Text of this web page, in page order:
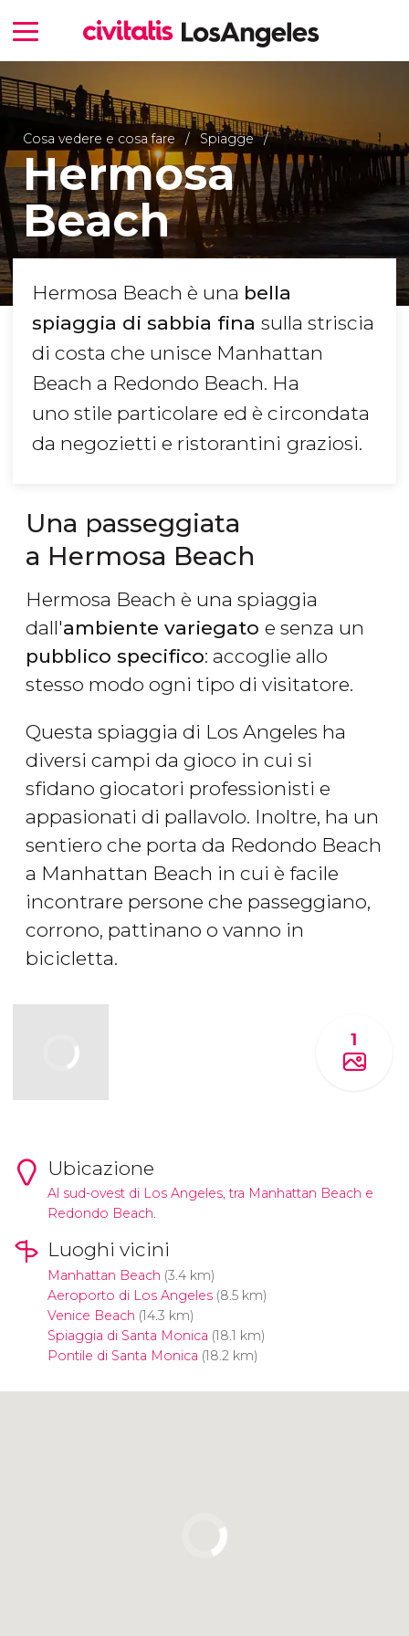
Cosa vedere e cosa fare Spiagge
Hermosa
Beach
Hermosa Beach è una bella
spiaggia di sabbia fina sulla striscia
di costa che unisce Manhattan
Beach a Redondo Beach. Ha
uno stile particolare ed è circondata
da negozietti e ristorantini graziosi.
Una passeggiata
a Hermosa Beach
Hermosa Beach è una spiaggia
dall'ambiente variegato e senza un
pubblico specifico: accoglie allo
stesso modo ogni tipo di visitatore.
Questa spiaggia di Los Angeles ha
diversi campi da gioco in cui si
sfidano giocatori professionisti e
appasionati di pallavolo. Inoltre, ha un
sentiero che porta da Redondo Beach
a Manhattan Beach in cui è facile
incontrare persone che passeggiano,
corrono, pattinano o vanno in
bicicletta.
1
Ubicazione
Al sud-ovest di Los Angeles, tra Manhattan Beach e
Redondo Beach.
Luoghi vicini
Manhattan Beach (3.4 km)
Aeroporto di Los Angeles(8.5 km)
Venice Beach (14.3 km)
Spiaggia di Santa Monica (18.1 km)
Pontile di Santa Monica (18.2 km)